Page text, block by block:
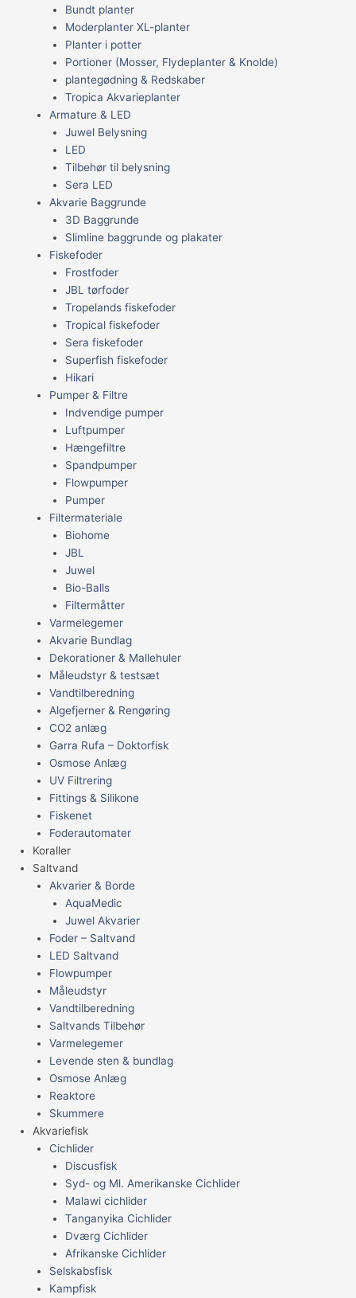
Bundt planter
Moderplanter XL-planter
Planter i potter
Portioner (Mosser, Flydeplanter & Knolde)
plantegødning & Redskaber
Tropica Akvarieplanter
Armature & LED
Juwel Belysning
LED
Tilbehør til belysning
Sera LED
Akvarie Baggrunde
3D Baggrunde
Slimline baggrunde og plakater
Fiskefoder
Frostfoder
JBL tørfoder
Tropelands fiskefoder
Tropical fiskefoder
Sera fiskefoder
Superfish fiskefoder
Hikari
Pumper & Filtre
Indvendige pumper
Luftpumper
Hængefiltre
Spandpumper
Flowpumper
Pumper
Filtermateriale
Biohome
JBL
Juwel
Bio-Balls
Filtermåtter
Varmelegemer
Akvarie Bundlag
Dekorationer & Mallehuler
Måleudstyr & testsæt
Vandtilberedning
Algefjerner & Rengøring
CO2 anlæg
Garra Rufa – Doktorfisk
Osmose Anlæg
UV Filtrering
Fittings & Silikone
Fiskenet
Foderautomater
Koraller
Saltvand
Akvarier & Borde
AquaMedic
Juwel Akvarier
Foder – Saltvand
LED Saltvand
Flowpumper
Måleudstyr
Vandtilberedning
Saltvands Tilbehør
Varmelegemer
Levende sten & bundlag
Osmose Anlæg
Reaktore
Skummere
Akvariefisk
Cichlider
Discusfisk
Syd- og Ml. Amerikanske Cichlider
Malawi cichlider
Tanganyika Cichlider
Dværg Cichlider
Afrikanske Cichlider
Selskabsfisk
Kampfisk